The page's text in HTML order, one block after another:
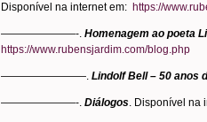
Disponível na internet em: https://
———————-. Homenagem ao poeta
https://www.rubensjardim.com/blog.php
————————. Lindolf Bell – 50 anos
———————-. Diálogos. Disponível na